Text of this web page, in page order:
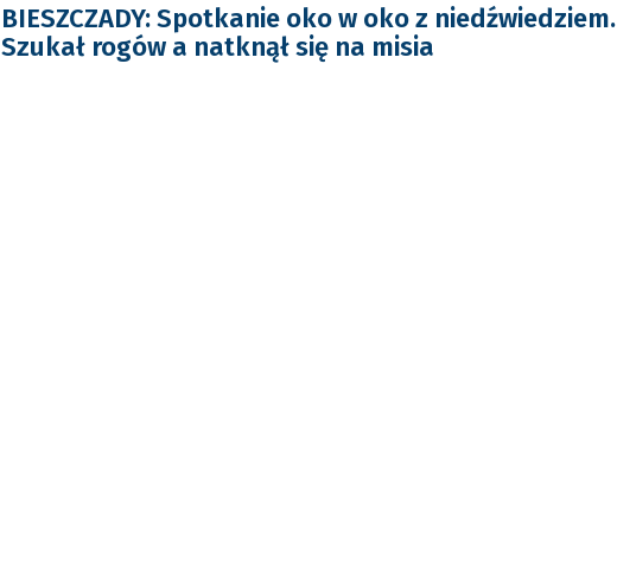
BIESZCZADY: Spotkanie oko w oko z niedźwiedziem.
Szukał rogów a natknął się na misia